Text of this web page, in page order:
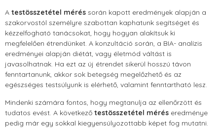
A testösszetétel mérés során kapott eredmények alapján a
szakorvostól személyre szabottan kaphatunk segítséget és
kézzelfogható tanácsokat, hogy hogyan alakítsuk ki
megfelelően étrendünket. A konzultáció során, a BIA- analízis
eredményei alapján diétát, vagy életmód váltást is
javasolhatnak. Ha ezt az új étrendet sikerül hosszú távon
fenntartanunk, akkor sok betegség megelőzhető és az
egészséges testsúlyunk is elérhető, valamint fenntartható lesz.
Mindenki számára fontos, hogy megtanulja az ellenőrzött és
tudatos evést. A következő testösszetétel mérés eredménye
pedig már egy sokkal kiegyensúlyozottabb képet fog mutatni.